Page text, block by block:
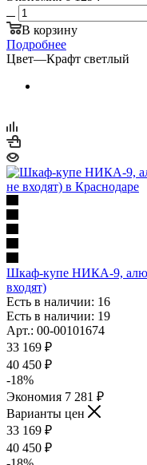
В корзину
Подробнее
Цвет—Крафт светлый
Шкаф-купе НИКА-9,
входят)
Есть в наличии: 16
Есть в наличии: 19
Арт.: 00-00101674
33 169 ₽
40 450 ₽
-18%
Экономия 7 281 ₽
Варианты цен
33 169 ₽
40 450 ₽